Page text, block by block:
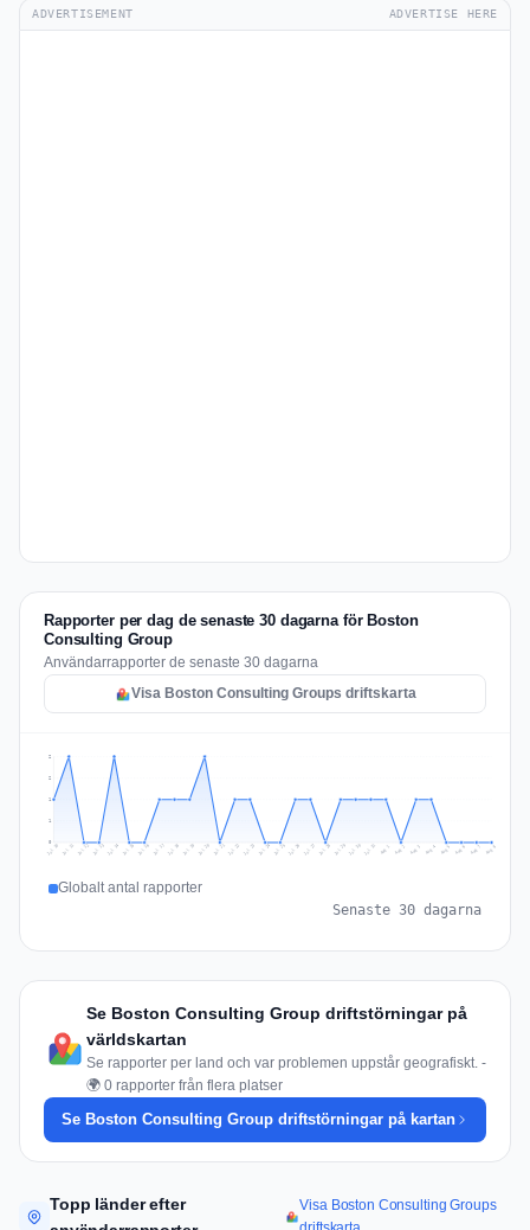
ADVERTISEMENT ADVERTISE HERE
Rapporter per dag de senaste 30 dagarna för Boston
Consulting Group
Användarrapporter de senaste 30 dagarna
Visa Boston Consulting Groups driftskarta
1
1
2
2
Jul 10 Jul 11 Jul 12 Jul 13 Jul 14 Jul 15 Jul 16 Jul 17 Jul 18 Jul 19 Jul 20 Jul 21 Jul 22 Jul 23 Jul 24 Jul 25 Jul 26 Jul 27 Jul 28 Jul 29 Jul 30 Jul 31 Aug 1 Aug 2 Aug 3 Aug 4 Aug 5 Aug 6 Aug 7 Aug 8
Globalt antal rapporter
Senaste 30 dagarna
Se Boston Consulting Group driftstörningar på
världskartan
Se rapporter per land och var problemen uppstår geografiskt. -
🌍 0 rapporter från flera platser
Se Boston Consulting Group driftstörningar på kartan
Topp länder efter
Visa Boston Consulting Groups